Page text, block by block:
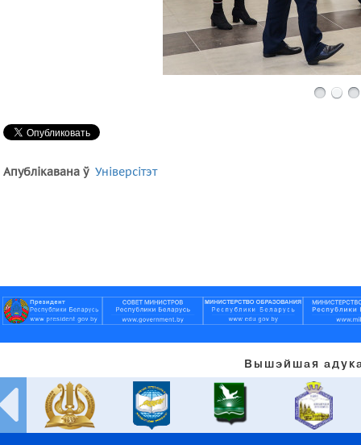
Апублікавана ў Універсітэт
Вышэйшая